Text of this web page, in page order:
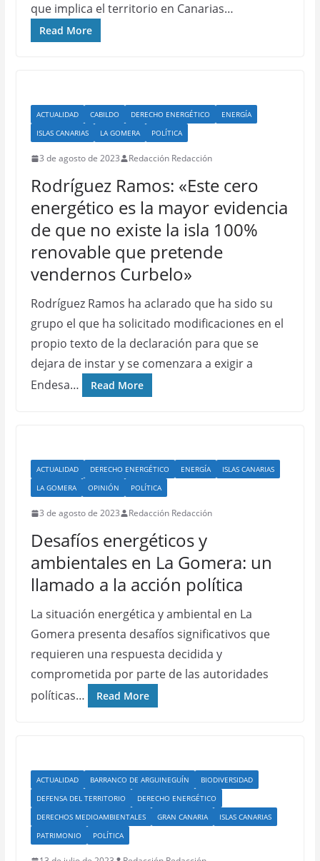
que implica el territorio en Canarias…
Read More
ACTUALIDAD CABILDO DERECHO ENERGÉTICO
ENERGÍA
ISLAS CANARIAS
LA GOMERA POLÍTICA
3 de agosto de 2023 Redacción Redacción
Rodríguez Ramos: «Este cero
energético es la mayor evidencia
de que no existe la isla 100%
renovable que pretende
vendernos Curbelo»
Rodríguez Ramos ha aclarado que ha sido su
grupo el que ha solicitado modificaciones en el
propio texto de la declaración para que se
dejara de instar y se comenzara a exigir a
Endesa…
Read More
ACTUALIDAD DERECHO ENERGÉTICO ENERGÍA
ISLAS CANARIAS
LA GOMERA
OPINIÓN POLÍTICA
3 de agosto de 2023 Redacción Redacción
Desafíos energéticos y
ambientales en La Gomera: un
llamado a la acción política
La situación energética y ambiental en La
Gomera presenta desafíos significativos que
requieren una respuesta decidida y
comprometida por parte de las autoridades
políticas…
Read More
ACTUALIDAD BARRANCO DE ARGUINEGUÍN
BIODIVERSIDAD
DEFENSA DEL TERRITORIO
DERECHO ENERGÉTICO
DERECHOS MEDIOAMBIENTALES
GRAN CANARIA
ISLAS CANARIAS
PATRIMONIO
POLÍTICA